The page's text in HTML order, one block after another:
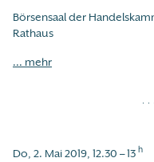
Börsensaal der
Rathaus
... mehr
Do, 2. Mai 2019, 12.30 – 13 h